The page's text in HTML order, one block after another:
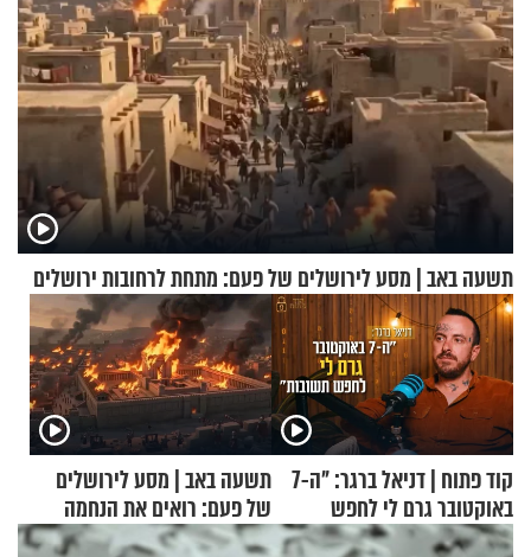
תשעה באב | מסע לירושלים של פעם: מתחת לרחובות ירושלים
קוד פתוח | דניאל ברגר: "ה-7
באוקטובר גרם לי לחפש
תשובות"
תשעה באב | מסע לירושלים
של פעם: רואים את הנחמה